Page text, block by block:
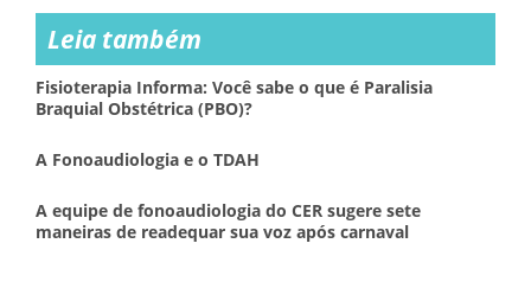
Leia também
Fisioterapia Informa: Você sabe o que é Paralisia
Braquial Obstétrica (PBO)?
A Fonoaudiologia e o TDAH
A equipe de fonoaudiologia do CER sugere sete
maneiras de readequar sua voz após carnaval